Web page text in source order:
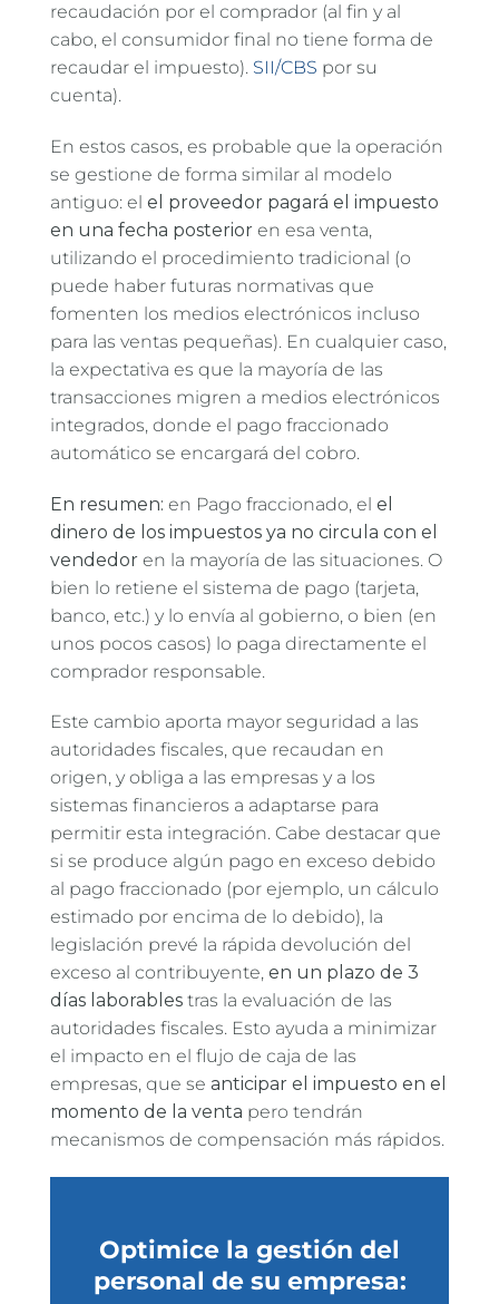
recaudación por el comprador (al fin y al
cabo, el consumidor final no tiene forma de
recaudar el impuesto). SII/CBS por su
cuenta).
En estos casos, es probable que la operación
se gestione de forma similar al modelo
antiguo: el el proveedor pagará el impuesto
en una fecha posterior en esa venta,
utilizando el procedimiento tradicional (o
puede haber futuras normativas que
fomenten los medios electrónicos incluso
para las ventas pequeñas). En cualquier caso,
la expectativa es que la mayoría de las
transacciones migren a medios electrónicos
integrados, donde el pago fraccionado
automático se encargará del cobro.
En resumen: en Pago fraccionado, el el
dinero de los impuestos ya no circula con el
vendedor en la mayoría de las situaciones. O
bien lo retiene el sistema de pago (tarjeta,
banco, etc.) y lo envía al gobierno, o bien (en
unos pocos casos) lo paga directamente el
comprador responsable.
Este cambio aporta mayor seguridad a las
autoridades fiscales, que recaudan en
origen, y obliga a las empresas y a los
sistemas financieros a adaptarse para
permitir esta integración. Cabe destacar que
si se produce algún pago en exceso debido
al pago fraccionado (por ejemplo, un cálculo
estimado por encima de lo debido), la
legislación prevé la rápida devolución del
exceso al contribuyente, en un plazo de 3
días laborables tras la evaluación de las
autoridades fiscales. Esto ayuda a minimizar
el impacto en el flujo de caja de las
empresas, que se anticipar el impuesto en el
momento de la venta pero tendrán
mecanismos de compensación más rápidos.
Optimice la gestión del
personal de su empresa: